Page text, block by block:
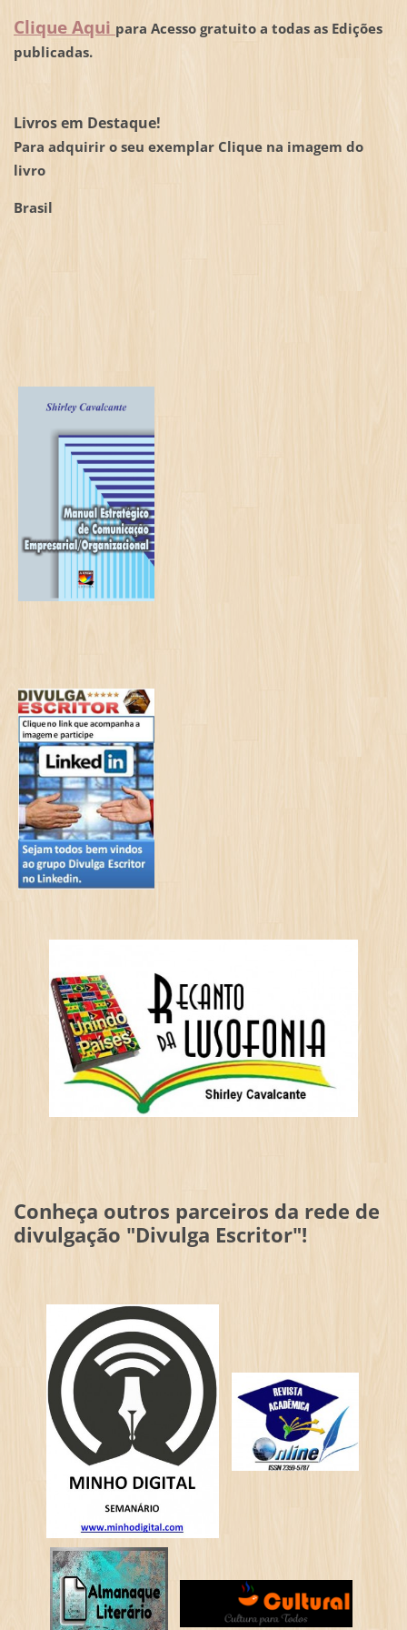
Clique Aqui para Acesso gratuito a todas as Edições
publicadas.
Livros em Destaque!
Para adquirir o seu exemplar Clique na imagem do
livro
Brasil
Conheça outros parceiros da rede de
divulgação "Divulga Escritor"!